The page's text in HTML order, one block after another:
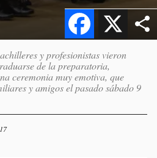
X
Facebook
y profesionistas vieron
de la preparatoria,
ceremonia muy emotiva, que
y amigos el pasado sábado 9